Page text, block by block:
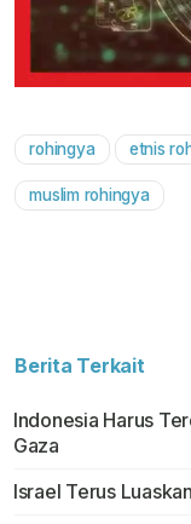
rohingya etnis
muslim rohingya
Berita Terkait
Indonesia Harus
Gaza
Israel Terus